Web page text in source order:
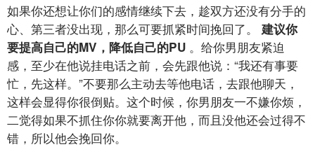
如果你还想让你们的感情继续下去，趁双方还没有分手的
心、第三者没出现，那么可要抓紧时间挽回了。 建议你
要提高自己的MV，降低自己的PU 。给你男朋友紧迫
感，至少在他说挂电话之前，会先跟他说：“我还有事要
忙，先这样。”不要那么主动去等他电话，去跟他聊天，
这样会显得你很倒贴。这个时候，你男朋友一不嫌你烦，
二觉得如果不抓住你你就要离开他，而且没他还会过得不
错，所以他会挽回你。